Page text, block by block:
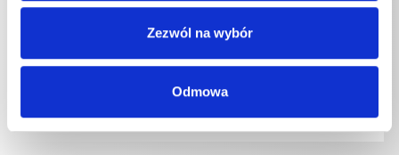
Zezwól na wybór
Odmowa
Kränzle Plus
5l